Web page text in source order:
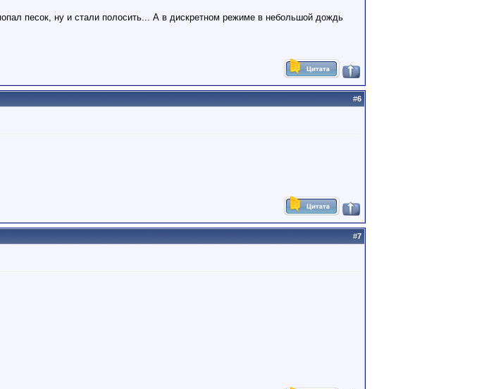
песок, ну и стали полосить... А в дискретном режиме в небольшой дождь
#6
#7